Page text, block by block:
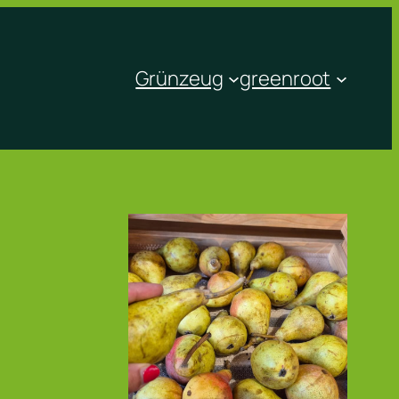
Grünzeug greenroot